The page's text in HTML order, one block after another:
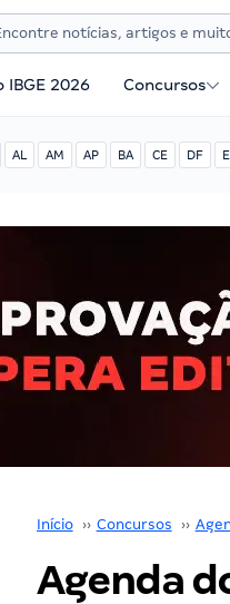
IBGE 2026 Concursos
AL AM AP BA CE DF
Início ›› Concursos ››
Agenda